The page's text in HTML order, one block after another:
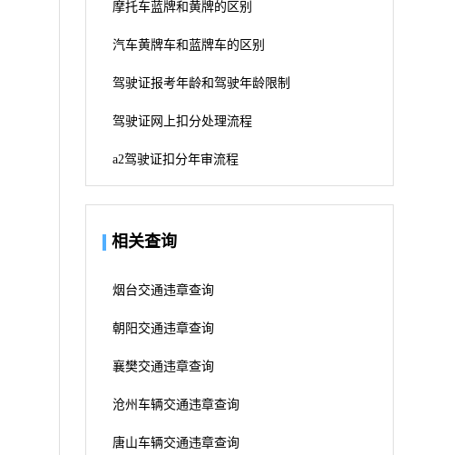
摩托车蓝牌和黄牌的区别
汽车黄牌车和蓝牌车的区别
驾驶证报考年龄和驾驶年龄限制
驾驶证网上扣分处理流程
a2驾驶证扣分年审流程
相关查询
烟台交通违章查询
朝阳交通违章查询
襄樊交通违章查询
沧州车辆交通违章查询
唐山车辆交通违章查询